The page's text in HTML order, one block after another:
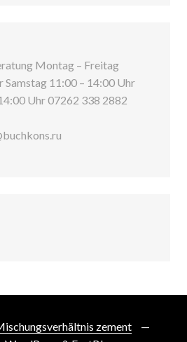
Montag – Freitag
Samstag 11:00 – 14:00 Uhr
Uhr 07262 338 2882
zement